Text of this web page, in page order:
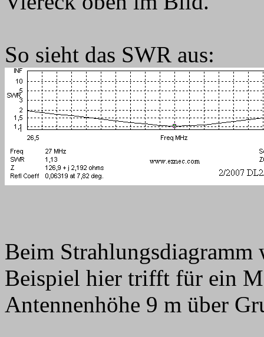
So sieht das SWR aus:
Beim Strahlungsdiagramm
Beispiel hier trifft für ein
Antennenhöhe 9 m über